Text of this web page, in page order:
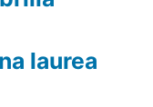
laurea